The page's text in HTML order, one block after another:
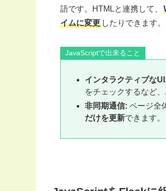
語です。HTMLと連携して、
イムに変更 したりできます。
JavaScriptで出来ること
インタラクティブな
をチェックするなど、
非同期通信: ページ全
だけを更新できます